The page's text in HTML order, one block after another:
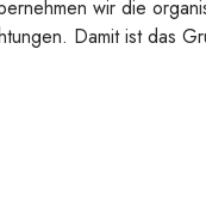
wir die
Damit ist das